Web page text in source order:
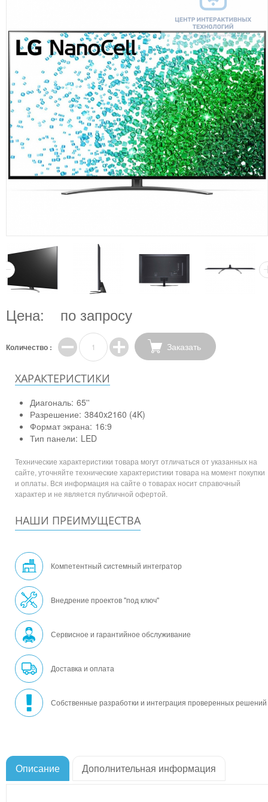
Цена: по запросу
Количество : Заказать
ХАРАКТЕРИСТИКИ
Диагональ: 65''
Разрешение: 3840x2160 (4K)
Формат экрана: 16:9
Тип панели: LED
Технические характеристики товара могут отличаться от указанных на
сайте, уточняйте технические характеристики товара на момент покупки
и оплаты. Вся информация на сайте о товарах носит справочный
характер и не является публичной офертой.
НАШИ ПРЕИМУЩЕСТВА
Компетентный системный интегратор
Внедрение проектов "под ключ"
Сервисное и гарантийное обслуживание
Доставка и оплата
Собственные разработки и интеграция проверенных решений
Описание Дополнительная информация